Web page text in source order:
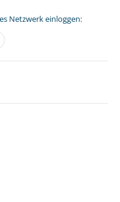
Netzwerk einloggen: